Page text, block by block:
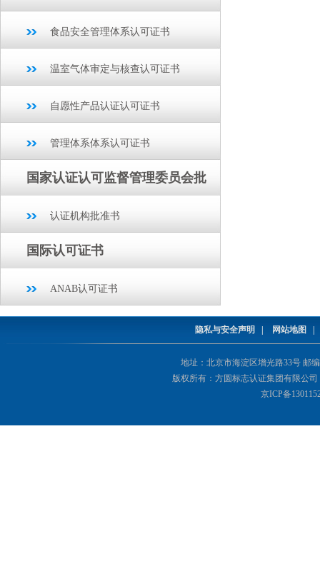
食品安全管理体系认可证书
温室气体审定与核查认可证书
自愿性产品认证认可证书
管理体系体系认可证书
国家认证认可监督管理委员会批
认证机构批准书
国际认可证书
ANAB认可证书
隐私与安全声明 网站地图
地址：北京市海淀区增光路33号 邮编
版权所有：方圆标志认证集团有限公司
京ICP备